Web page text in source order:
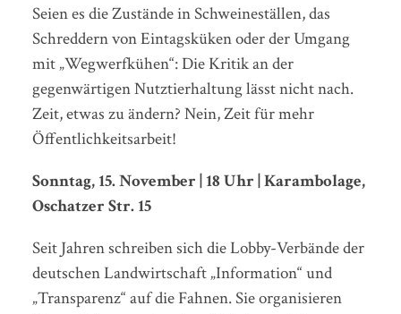
Seien es die Zustände in Schweineställen, das
Schreddern von Eintagsküken oder der Umgang
mit „Wegwerfkühen“: Die Kritik an der
gegenwärtigen Nutztierhaltung lässt nicht nach.
Zeit, etwas zu ändern? Nein, Zeit für mehr
Öffentlichkeitsarbeit!
Sonntag, 15. November | 18 Uhr | Karambolage,
Oschatzer Str. 15
Seit Jahren schreiben sich die Lobby-Verbände der
deutschen Landwirtschaft „Information“ und
„Transparenz“ auf die Fahnen. Sie organisieren